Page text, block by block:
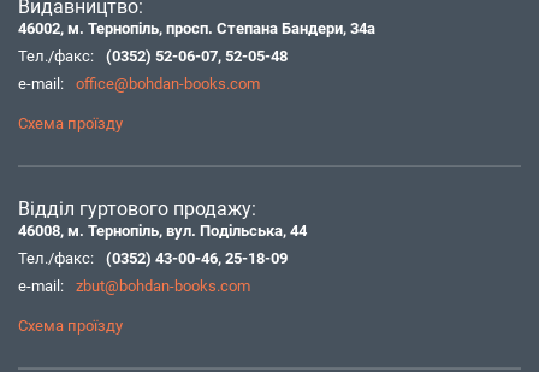
Видавництво:
46002, м. Тернопіль, просп. Степана Бандери, 34а
Тел./факс:
(0352) 52-06-07, 52-05-48
e-mail:
office@bohdan-books.com
Схема проїзду
Відділ гуртового продажу:
46008, м. Тернопіль, вул. Подільська, 44
Тел./факс:
(0352) 43-00-46, 25-18-09
e-mail:
zbut@bohdan-books.com
Схема проїзду